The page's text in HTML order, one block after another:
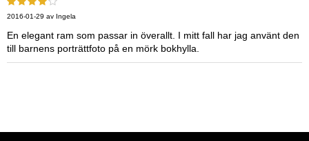
2016-01-29 av Ingela
En elegant ram som passar in överallt. I mitt fall har jag använt den
till barnens porträttfoto på en mörk bokhylla.